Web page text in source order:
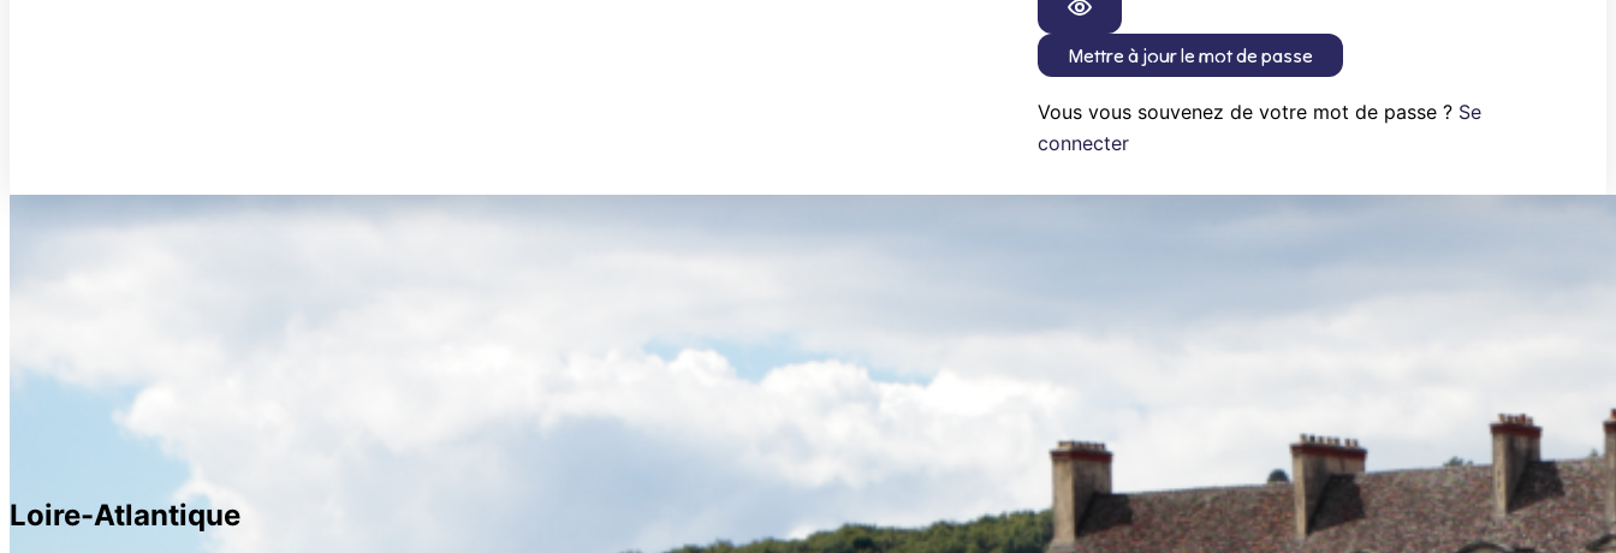
Mettre à jour le mot de passe
Vous vous souvenez de votre mot de passe ? Se
connecter
Loire-Atlantique